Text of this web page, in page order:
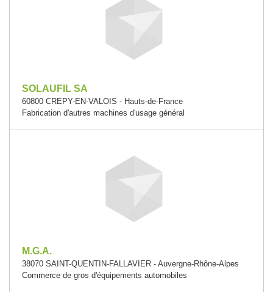
SOLAUFIL SA
60800 CREPY-EN-VALOIS - Hauts-de-France
Fabrication d'autres machines d'usage général
M.G.A.
38070 SAINT-QUENTIN-FALLAVIER - Auvergne-Rhône-Alpes
Commerce de gros d'équipements automobiles